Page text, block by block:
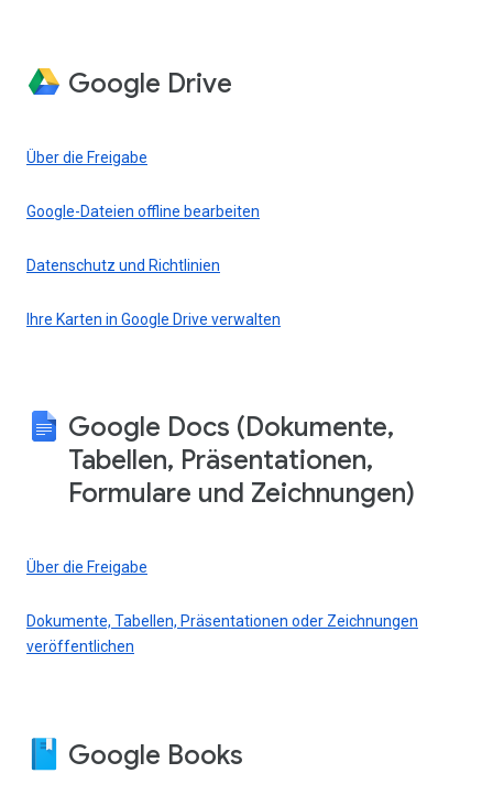
Google Drive
Über die Freigabe
Google-Dateien offline bearbeiten
Datenschutz und Richtlinien
Ihre Karten in Google Drive verwalten
Google Docs (Dokumente,
Tabellen, Präsentationen,
Formulare und Zeichnungen)
Über die Freigabe
Dokumente, Tabellen, Präsentationen oder Zeichnungen
veröffentlichen
Google Books